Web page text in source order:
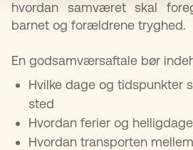
hvordan samværet skal
barnet og forældrene tryghed.
En godsamværsaftale bør
Hvilke dage og tidspunkter
sted
Hvordan ferier og
Hvordan transporten